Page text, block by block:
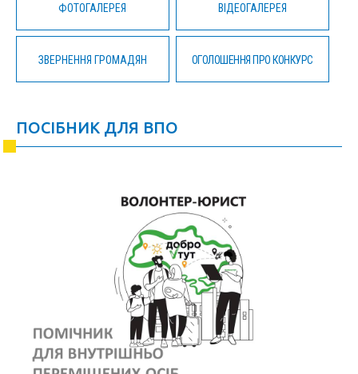
ФОТОГАЛЕРЕЯ ВІДЕОГАЛЕРЕЯ
ЗВЕРНЕННЯ ГРОМАДЯН ОГОЛОШЕННЯ ПРО КОНКУРС
ПОСІБНИК ДЛЯ ВПО